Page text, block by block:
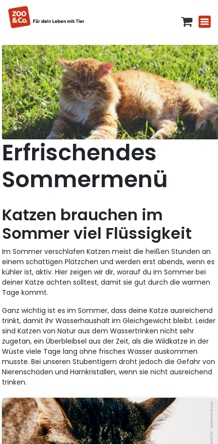
Erfrischendes
Sommermenü
Katzen brauchen im
Sommer viel Flüssigkeit
Im Sommer verschlafen Katzen meist die heißen Stunden an
einem schattigen Plätzchen und werden erst abends, wenn es
kühler ist, aktiv. Hier zeigen wir dir, worauf du im Sommer bei
deiner Katze achten solltest, damit sie gut durch die warmen
Tage kommt.
Ganz wichtig ist es im Sommer, dass deine Katze ausreichend
trinkt, damit ihr Wasserhaushalt im Gleichgewicht bleibt. Leider
sind Katzen von Natur aus dem Wassertrinken nicht sehr
zugetan, ein Überbleibsel aus der Zeit, als die Wildkatze in der
Wüste viele Tage lang ohne frisches Wasser auskommen
musste. Bei unseren Stubentigern droht jedoch die Gefahr von
Nierenschäden und Harnkristallen, wenn sie nicht ausreichend
trinken.